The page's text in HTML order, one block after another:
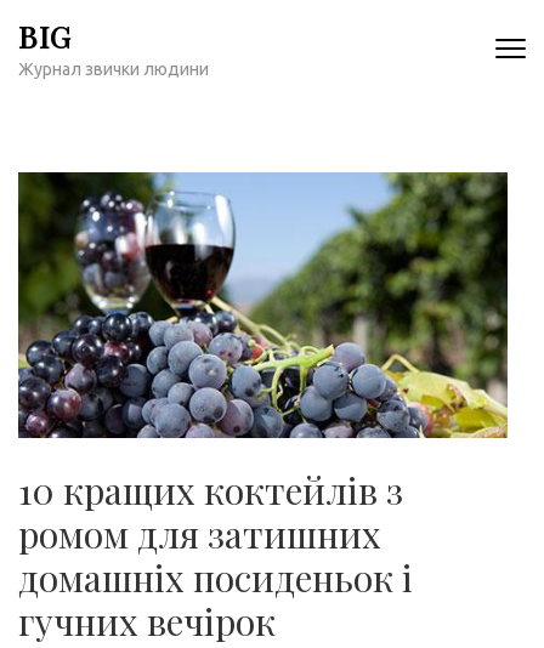
содержимому
BIG
Журнал звички людини
10 кращих коктейлів з
ромом для затишних
домашніх посиденьок і
гучних вечірок